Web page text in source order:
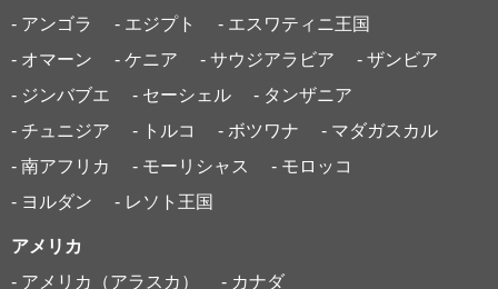
- アンゴラ
- エジプト
- エスワティニ王国
- オマーン
- ケニア - サウジアラビア
- ザンビア
- ジンバブエ
- セーシェル
- タンザニア
- チュニジア
- トルコ - ボツワナ
- マダガスカル
- 南アフリカ
- モーリシャス
- モロッコ
- ヨルダン
- レソト王国
アメリカ
- アメリカ（アラスカ）
- カナダ